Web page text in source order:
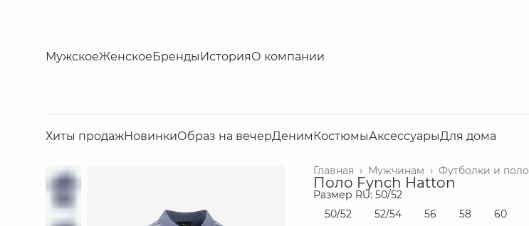
МужскоеЖенскоеБрендыИсторияО компании
Хиты продажНовинкиОбраз на вечерДенимКостюмыАксессуарыДля дома
Футболки и поло
Мужчинам ›
Главная ›
Поло Fynch Hatton
Размер RU: 50/52
50/52
52/54 56 58
60